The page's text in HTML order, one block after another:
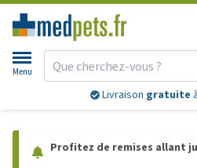
Menu
Livraison gratuite
Profitez de remises allant